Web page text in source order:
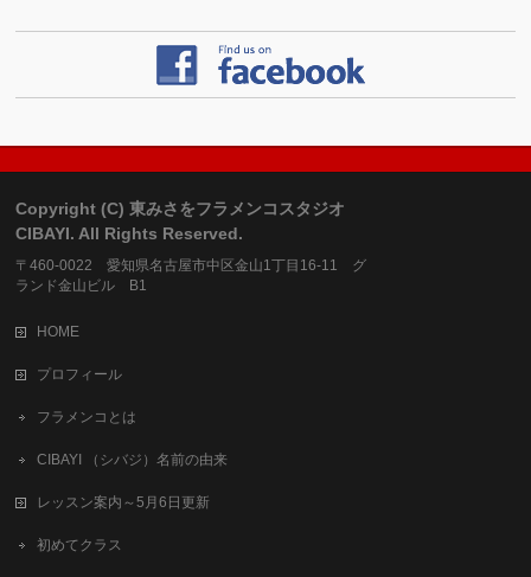
Copyright (C) 東みさをフラメンコスタジオ
CIBAYI. All Rights Reserved.
〒460-0022 愛知県名古屋市中区金山1丁目16-11 グ
ランド金山ビル B1
HOME
プロフィール
フラメンコとは
CIBAYI （シバジ）名前の由来
レッスン案内～5月6日更新
初めてクラス